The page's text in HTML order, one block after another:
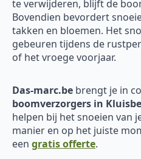
te verwijderen, blijft de
Bovendien bevordert
takken en bloemen. Het
gebeuren tijdens de
of het vroege voorjaar.
Das-marc.be brengt je in
boomverzorgers in
helpen bij het snoeien van
manier en op het juiste
een gratis offerte.